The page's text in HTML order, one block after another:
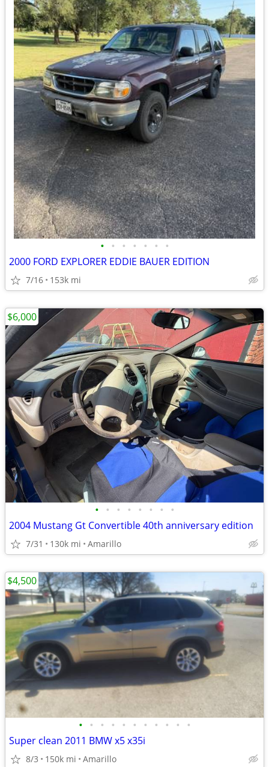
• • • • • • •
2000 FORD EXPLORER EDDIE BAUER EDITION
7/16 153k mi
• • • • • • • •
2004 Mustang Gt Convertible 40th anniversary edition
7/31 130k mi Amarillo
$6,000
• • • • • • • • • • •
Super clean 2011 BMW x5 x35i
8/3 150k mi Amarillo
$4,500